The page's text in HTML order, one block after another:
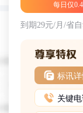
每日仅
到期29元/月/省
标讯
关键